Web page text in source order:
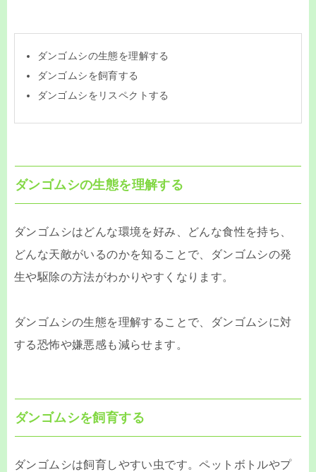
ダンゴムシの生態を理解する
ダンゴムシを飼育する
ダンゴムシをリスペクトする
ダンゴムシの生態を理解する
ダンゴムシはどんな環境を好み、どんな食性を持ち、
どんな天敵がいるのかを知ることで、ダンゴムシの発
生や駆除の方法がわかりやすくなります。
ダンゴムシの生態を理解することで、ダンゴムシに対
する恐怖や嫌悪感も減らせます。
ダンゴムシを飼育する
ダンゴムシは飼育しやすい虫です。ペットボトルやプ